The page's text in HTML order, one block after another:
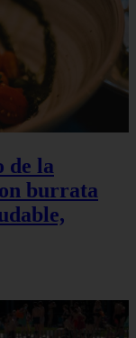
de la
burrata